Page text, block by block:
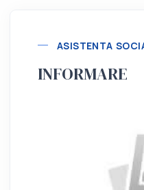
ASISTENTA
INFORMARE